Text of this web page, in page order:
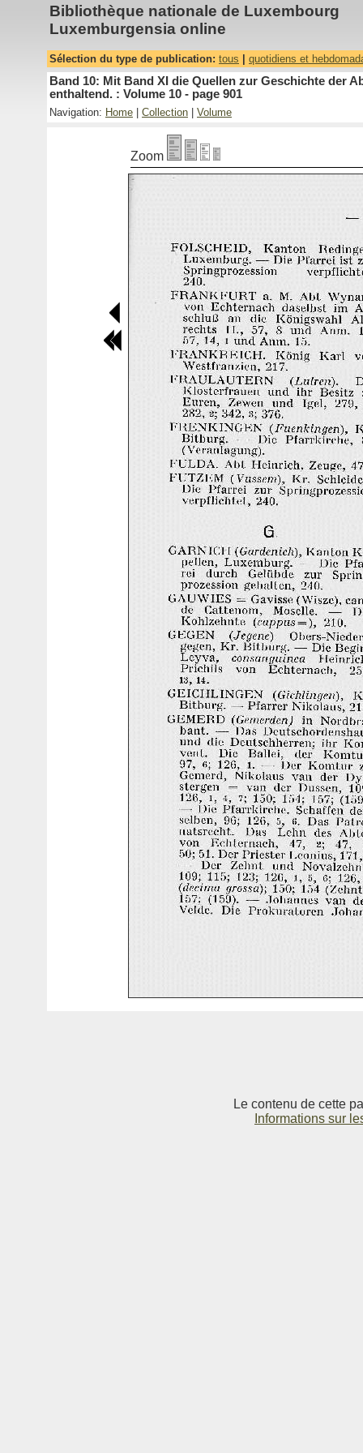
Bibliothèque nationale de Luxembourg
Luxemburgensia online
Sélection du type de publication: tous quotidiens et
Band 10: Mit Band XI die Quellen zur Geschichte der
enthaltend. : Volume 10 - page 901
Navigation: Home Collection Volume
Zoom
Le contenu de cette
Informations sur